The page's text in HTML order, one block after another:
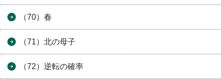
（70）春
（71）北の母子
（72）逆転の確率